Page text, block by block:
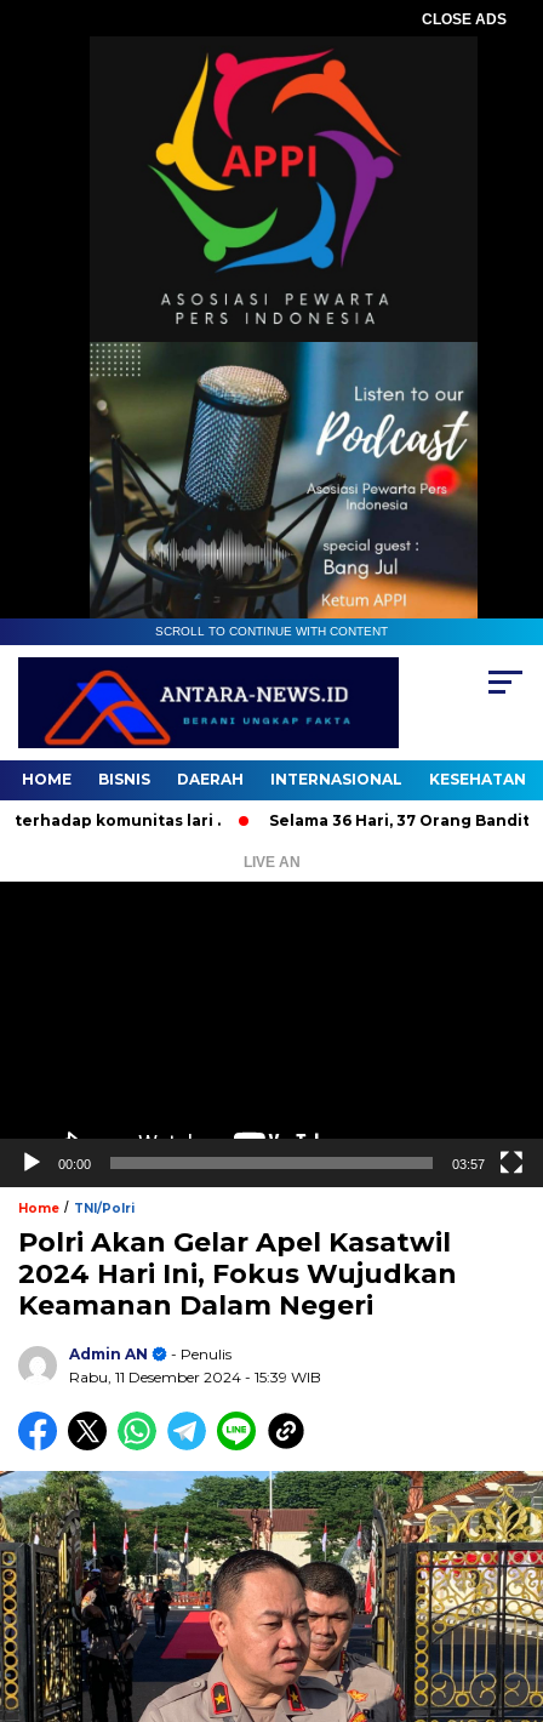
CLOSE ADS
SCROLL TO CONTINUE WITH CONTENT
HOME BISNIS DAERAH INTERNASIONAL KESEHATAN
komunitas lari . Selama 36 Hari, 37 Orang Bandit
LIVE AN
00:00 03:57
Home / TNI/Polri
Polri Akan Gelar Apel Kasatwil
2024 Hari Ini, Fokus Wujudkan
Keamanan Dalam Negeri
Admin AN
- Penulis
Rabu, 11 Desember 2024 - 15:39 WIB